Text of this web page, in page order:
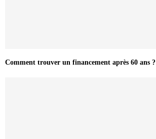
Comment trouver un financement après 60 ans ?